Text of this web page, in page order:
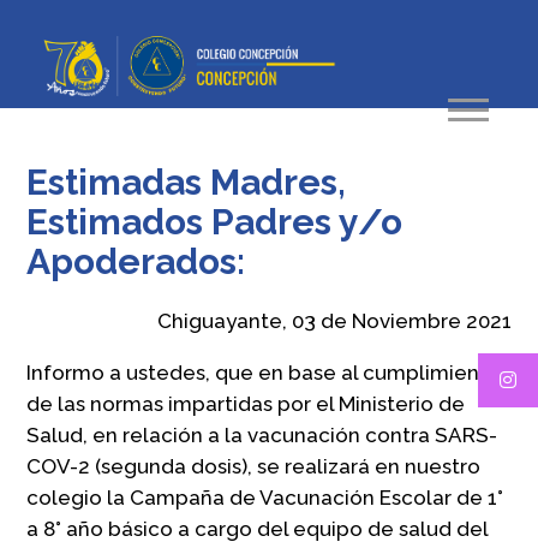
Estimadas Madres,
Estimados Padres y/o
Apoderados:
Chiguayante, 03 de Noviembre 2021
Informo a ustedes, que en base al cumplimiento
de las normas impartidas por el Ministerio de
Salud, en relación a la vacunación contra SARS-
COV-2 (segunda dosis), se realizará en nuestro
colegio la Campaña de Vacunación Escolar de 1°
a 8° año básico a cargo del equipo de salud del